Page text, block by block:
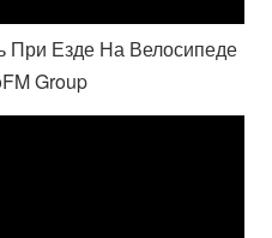
При Езде На Велосипеде
Group